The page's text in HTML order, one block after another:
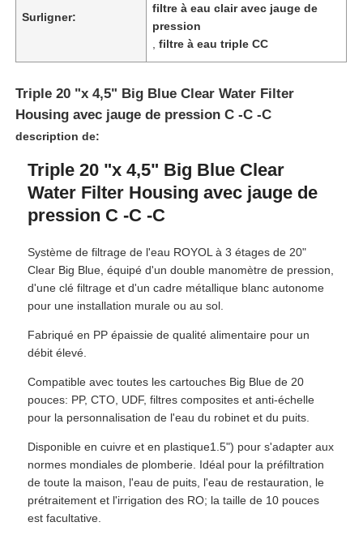
Produits
Vidéos
A propos de nous
Visite d'usine
Contrôle de la qualité
Contact
Adoucisseur d'eau
logement de filtre d'eau
cartouche filtrante de l'eau
Surligner:
filtre à eau clair avec jauge de
pression
,filtre à eau triple CC
Triple 20 "x 4,5" Big Blue Clear Water Filter
Housing avec jauge de pression C -C -C
description de:
Triple 20 "x 4,5" Big Blue Clear
Water Filter Housing avec jauge de
pression C -C -C
Système de filtrage de l'eau ROYOL à 3 étages de 20"
Clear Big Blue, équipé d'un double manomètre de pression,
d'une clé filtrage et d'un cadre métallique blanc autonome
pour une installation murale ou au sol.
Fabriqué en PP épaissie de qualité alimentaire pour un
débit élevé.
Compatible avec toutes les cartouches Big Blue de 20
pouces: PP, CTO, UDF, filtres composites et anti-échelle
pour la personnalisation de l'eau du robinet et du puits.
Disponible en cuivre et en plastique1.5") pour s'adapter aux
normes mondiales de plomberie. Idéal pour la préfiltration
de toute la maison, l'eau de puits, l'eau de restauration, le
prétraitement et l'irrigation des RO; la taille de 10 pouces
est facultative.